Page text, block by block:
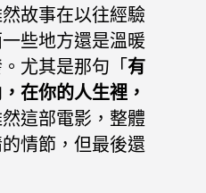
故事在以往經驗
些地方還是溫暖
尤其是那句「 有
在你的人生裡，
這部電影，整體
情節，但最後還